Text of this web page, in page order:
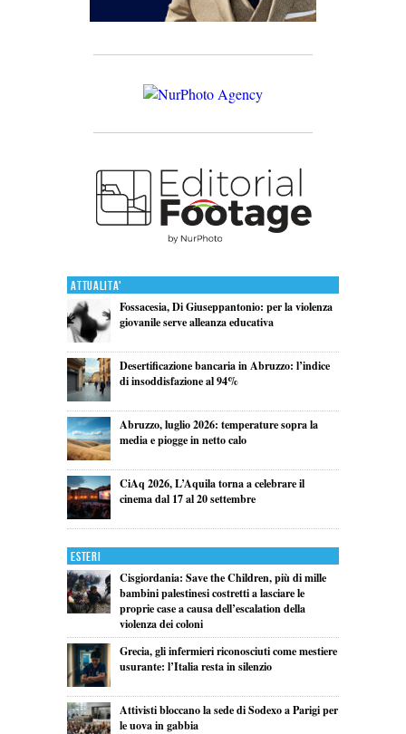
Attualita'
Fossacesia, Di Giuseppantonio: per la violenza
giovanile serve alleanza educativa
Desertificazione bancaria in Abruzzo: l’indice
di insoddisfazione al 94%
Abruzzo, luglio 2026: temperature sopra la
media e piogge in netto calo
CiAq 2026, L’Aquila torna a celebrare il
cinema dal 17 al 20 settembre
Esteri
Cisgiordania: Save the Children, più di mille
bambini palestinesi costretti a lasciare le
proprie case a causa dell’escalation della
violenza dei coloni
Grecia, gli infermieri riconosciuti come mestiere
usurante: l’Italia resta in silenzio
Attivisti bloccano la sede di Sodexo a Parigi per
le uova in gabbia